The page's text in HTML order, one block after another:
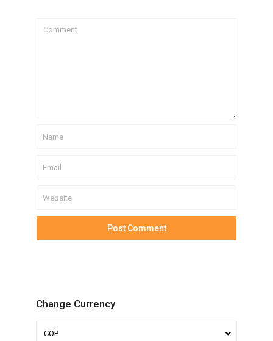
Change Currency
COP